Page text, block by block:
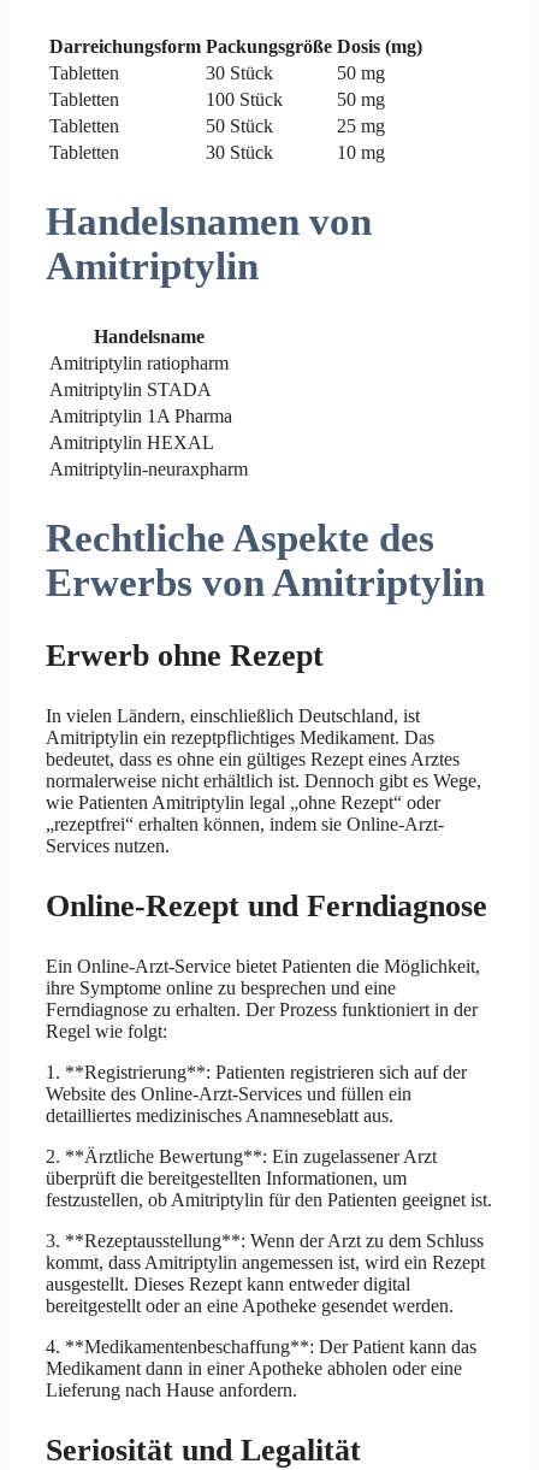
Darreichungsform Packungsgröße Dosis (mg)
Tabletten
30 Stück
50 mg
Tabletten
100 Stück
50 mg
Tabletten
50 Stück
25 mg
Tabletten
30 Stück 10 mg
Handelsnamen von
Amitriptylin
Handelsname
Amitriptylin ratiopharm
Amitriptylin STADA
Amitriptylin 1A Pharma
Amitriptylin HEXAL
Amitriptylin-neuraxpharm
Rechtliche Aspekte des
Erwerbs von Amitriptylin
Erwerb ohne Rezept
In vielen Ländern, einschließlich Deutschland, ist
Amitriptylin ein rezeptpflichtiges Medikament. Das
bedeutet, dass es ohne ein gültiges Rezept eines Arztes
normalerweise nicht erhältlich ist. Dennoch gibt es Wege,
wie Patienten Amitriptylin legal „ohne Rezept“ oder
„rezeptfrei“ erhalten können, indem sie Online-Arzt-
Services nutzen.
Online-Rezept und Ferndiagnose
Ein Online-Arzt-Service bietet Patienten die Möglichkeit,
ihre Symptome online zu besprechen und eine
Ferndiagnose zu erhalten. Der Prozess funktioniert in der
Regel wie folgt:
1. **Registrierung**: Patienten registrieren sich auf der
Website des Online-Arzt-Services und füllen ein
detailliertes medizinisches Anamneseblatt aus.
2. **Ärztliche Bewertung**: Ein zugelassener Arzt
überprüft die bereitgestellten Informationen, um
festzustellen, ob Amitriptylin für den Patienten geeignet ist.
3. **Rezeptausstellung**: Wenn der Arzt zu dem Schluss
kommt, dass Amitriptylin angemessen ist, wird ein Rezept
ausgestellt. Dieses Rezept kann entweder digital
bereitgestellt oder an eine Apotheke gesendet werden.
4. **Medikamentenbeschaffung**: Der Patient kann das
Medikament dann in einer Apotheke abholen oder eine
Lieferung nach Hause anfordern.
Seriosität und Legalität